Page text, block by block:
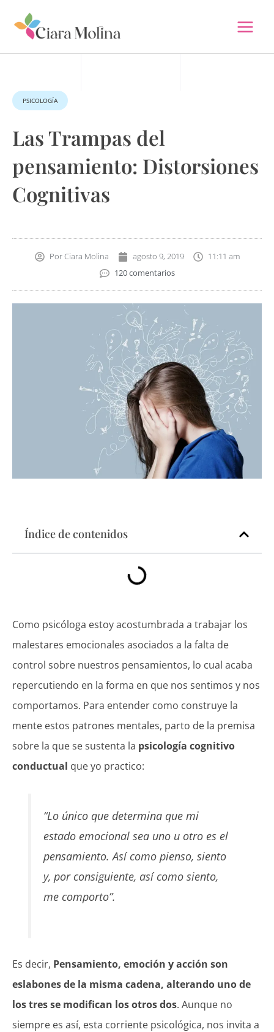
contenido
PSICOLOGÍA
Las Trampas del
pensamiento: Distorsiones
Cognitivas
PorCiara Molina agosto 9, 2019
11:11 am
120 comentarios
Índice de contenidos
Como psicóloga estoy acostumbrada a trabajar los
malestares emocionales asociados a la falta de
control sobre nuestros pensamientos, lo cual acaba
repercutiendo en la forma en que nos sentimos y nos
comportamos. Para entender como construye la
mente estos patrones mentales, parto de la premisa
sobre la que se sustenta la psicología cognitivo
conductual que yo practico:
“Lo único que determina que mi
estado emocional sea uno u otro es el
pensamiento. Así como pienso, siento
y, por consiguiente, así como siento,
me comporto”.
Es decir, Pensamiento, emoción y acción son
eslabones de la misma cadena, alterando uno de
los tres se modifican los otros dos. Aunque no
siempre es así, esta corriente psicológica, nos invita a